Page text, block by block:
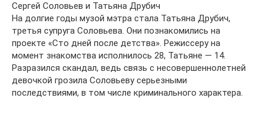
Сергей Соловьев и Татьяна Друбич
На долгие годы музой мэтра стала Татьяна Друбич,
третья супруга Соловьева. Они познакомились на
проекте «Сто дней после детства». Режиссеру на
момент знакомства исполнилось 28, Татьяне — 14.
Разразился скандал, ведь связь с несовершеннолетней
девочкой грозила Соловьеву серьезными
последствиями, в том числе криминального характера.